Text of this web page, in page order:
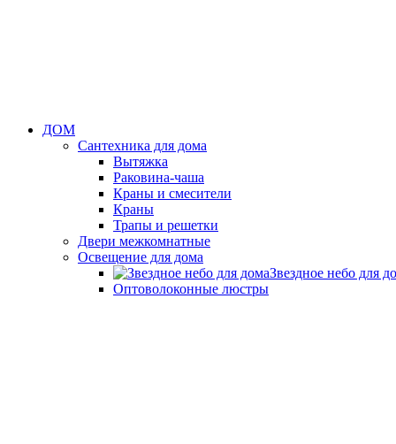
ДОМ
Сантехника для дома
Вытяжка
Раковина-чаша
Краны и смесители
Краны
Трапы и решетки
Двери межкомнатные
Освещение для дома
Звездное небо для
Оптоволоконные люстры